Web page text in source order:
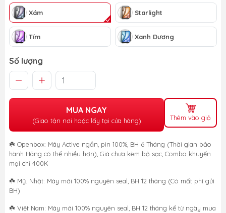
Xám Starlight
Tím Xanh Dương
Số lượng
MUA NGAY
(Giao tận nơi hoặc lấy tại cửa hàng) Thêm vào giỏ
☘️ Openbox: Máy Active ngắn, pin 100%, BH 6 Tháng (Thời gian bảo
hành Hãng có thể nhiều hơn), Giá chưa kèm bộ sạc, Combo khuyến
mại chỉ 400K
☘️ Mỹ. Nhật: Máy mới 100% nguyên seal, BH 12 tháng (Có mất phí gửi
BH)
☘️ Việt Nam: Máy mới 100% nguyên seal, BH 12 tháng kể từ ngày mua